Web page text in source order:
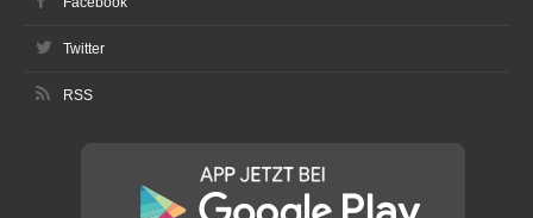
Twitter
RSS